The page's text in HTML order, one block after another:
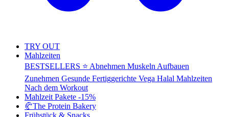
TRY OUT
Mahlzeiten
BESTSELLERS ⭐ Abnehmen Muskeln Aufbauen
Zunehmen Gesunde Fertiggerichte Vega Halal Mahlzeiten
Nach dem Workout
Mahlzeit Pakete -15%
🥐The Protein Bakery
Frühstück & Snacks